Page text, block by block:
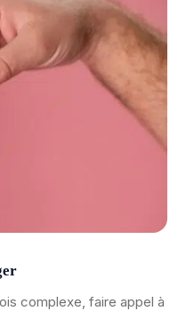
complexe, faire appel à